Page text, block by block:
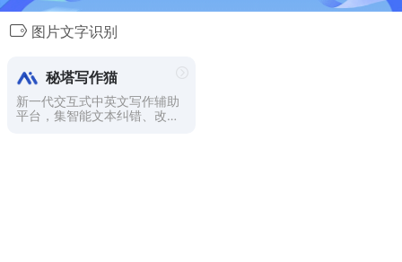
图片文字识别
秘塔写作猫
新一代交互式中英文写作辅助
平台，集智能文本纠错、改写